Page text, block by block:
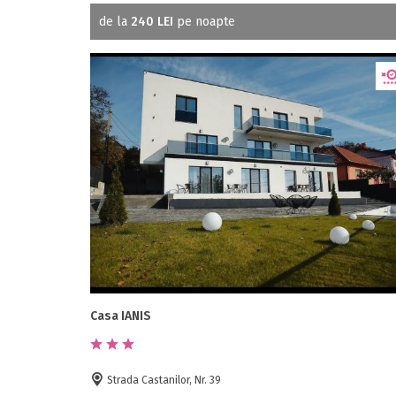
de la 240 LEI pe noapte
Casa IANIS
Strada Castanilor, Nr. 39